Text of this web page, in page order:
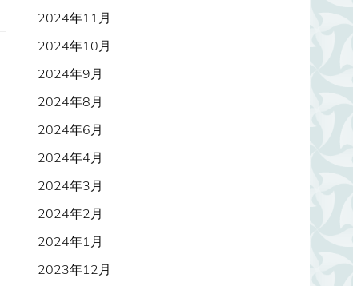
2024年11月
2024年10月
2024年9月
2024年8月
2024年6月
2024年4月
2024年3月
2024年2月
2024年1月
2023年12月